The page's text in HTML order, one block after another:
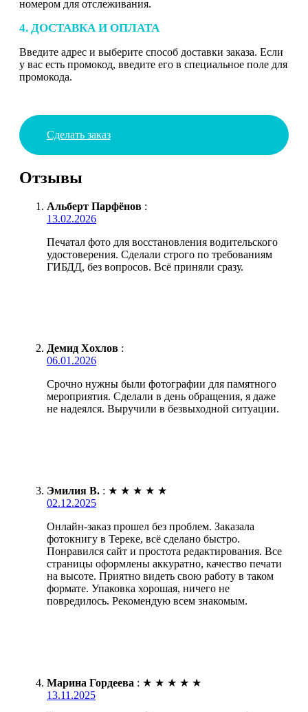
номером для отслеживания.
4. ДОСТАВКА И ОПЛАТА
Введите адрес и выберите способ доставки заказа. Если
у вас есть промокод, введите его в специальное поле для
промокода.
Сделать заказ
Отзывы
Альберт Парфёнов :
13.02.2026
Печатал фото для восстановления водительского
удостоверения. Сделали строго по требованиям
ГИБДД, без вопросов. Всё приняли сразу.
Демид Хохлов :
06.01.2026
Срочно нужны были фотографии для памятного
мероприятия. Сделали в день обращения, я даже
не надеялся. Выручили в безвыходной ситуации.
Эмилия В. : ★ ★ ★ ★ ★
02.12.2025
Онлайн-заказ прошел без проблем. Заказала
фотокнигу в Тереке, всё сделано быстро.
Понравился сайт и простота редактирования. Все
страницы оформлены аккуратно, качество печати
на высоте. Приятно видеть свою работу в таком
формате. Упаковка хорошая, ничего не
повредилось. Рекомендую всем знакомым.
Марина Гордеева : ★ ★ ★ ★ ★
13.11.2025